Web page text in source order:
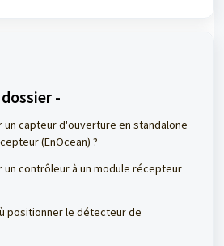
-
un capteur d'ouverture en standalone
(EnOcean) ?
un contrôleur à un module récepteur
positionner le détecteur de